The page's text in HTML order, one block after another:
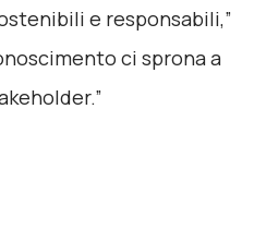
e responsabili,”
ci sprona a